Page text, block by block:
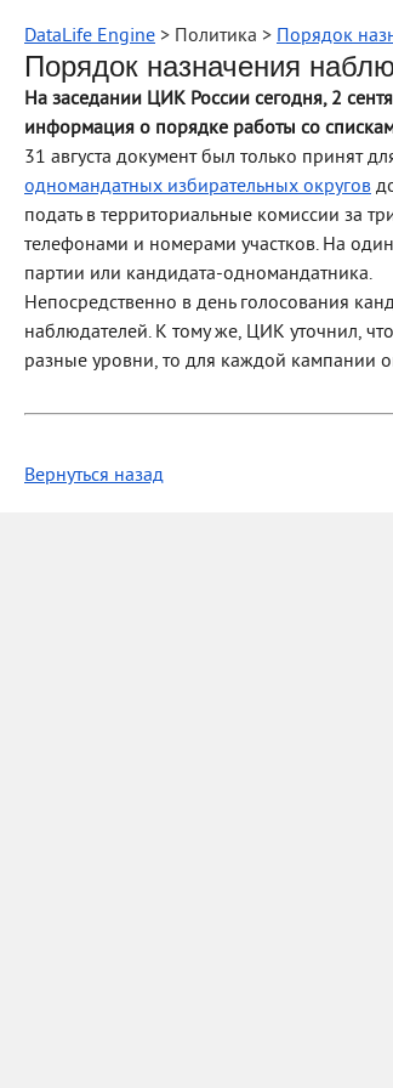
DataLife Engine > Политика > Порядок
Порядок назначения
На заседании ЦИК России сегодня, 2
информация о порядке работы со
31 августа документ был только принят
одномандатных избирательных округов
подать в территориальные комиссии за
телефонами и номерами участков. На
партии или кандидата-одномандатника.
Непосредственно в день голосования
наблюдателей. К тому же, ЦИК уточнил,
разные уровни, то для каждой кампании
Вернуться назад